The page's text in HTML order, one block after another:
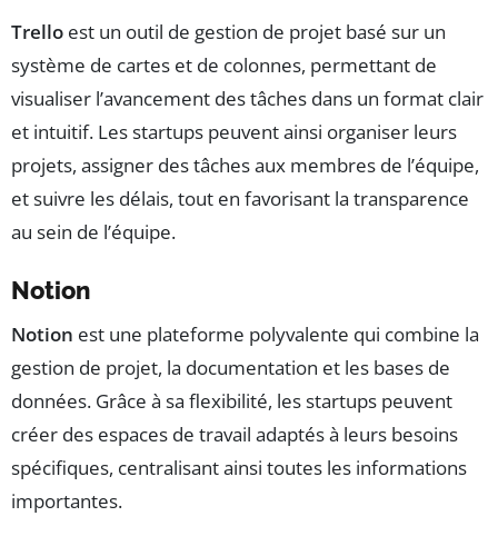
Trello est un outil de gestion de projet basé sur un
système de cartes et de colonnes, permettant de
visualiser l’avancement des tâches dans un format clair
et intuitif. Les startups peuvent ainsi organiser leurs
projets, assigner des tâches aux membres de l’équipe,
et suivre les délais, tout en favorisant la transparence
au sein de l’équipe.
Notion
Notion est une plateforme polyvalente qui combine la
gestion de projet, la documentation et les bases de
données. Grâce à sa flexibilité, les startups peuvent
créer des espaces de travail adaptés à leurs besoins
spécifiques, centralisant ainsi toutes les informations
importantes.